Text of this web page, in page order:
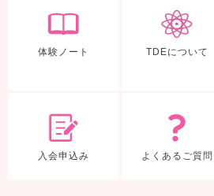
体験ノート TDEについて
入会申込み よくあるご質問